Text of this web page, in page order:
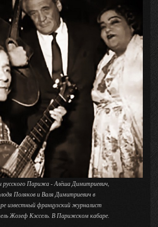
русского Парижа - Алёша Димитриевич,
Поляков и Валя Димитриевич в
известный французский журналист
Жозеф Кэссель. В Парижском кабаре.